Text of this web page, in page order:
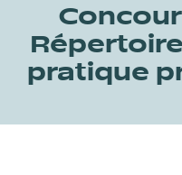
pratique